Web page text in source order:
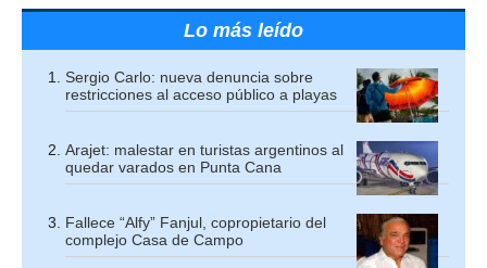
Lo más leído
Sergio Carlo: nueva denuncia sobre
restricciones al acceso público a playas
Arajet: malestar en turistas argentinos al
quedar varados en Punta Cana
Fallece “Alfy” Fanjul, copropietario del
complejo Casa de Campo